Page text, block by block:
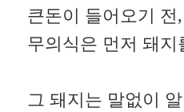
큰돈이 들어오기
무의식은 먼저 돼지
그 돼지는 말없이